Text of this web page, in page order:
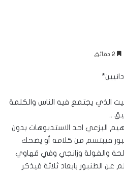
الذي يجتمع فيه الناس والكلمة
..
البزعي احد الاستديوهات بدون
فيبتسم من كلامه أو يضحك
والفولة وزانجي وفي قهاوي
عن الطنبور بابعاد ثلاثة فيذكر